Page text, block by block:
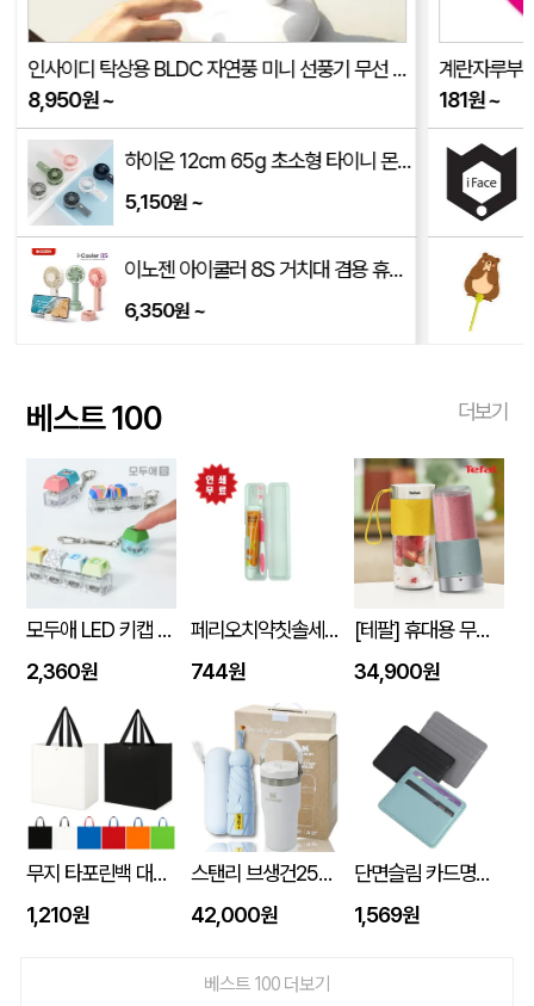
인사이디 탁상용 BLDC 자연풍 미니 선풍기 무선 저소음 스탠드 선풍기 ISF-100
8,950원~
하이온 12cm 65g 초소형 타이니 몬스터 휴대용 선풍기 H14
5,150원~
이노젠 아이쿨러 8S 거치대 겸용 휴대용 선풍기 INOZEN i-cooler 8S
6,350원~
계란자루
181원~
베스트 100 더보기
모두애 LED 키캡 키링 굿즈
2,360원
페리오치약칫솔세트
744원
[테팔] 휴대용 무선 믹서기 라이트믹스 (노랑/민트) 색상선택
34,900원
무지 타포린백 대형 (42x40x23) 타포린가방 시장가방 보조가방 // 인쇄제작가능
1,210원
스탠리 브생건250호(스탠리 아이스플로우 플립591ml+5단 6K UV암막양우산 파우치포함)
42,000원
단면슬림 카드명함지갑
1,569원
베스트 100 더보기